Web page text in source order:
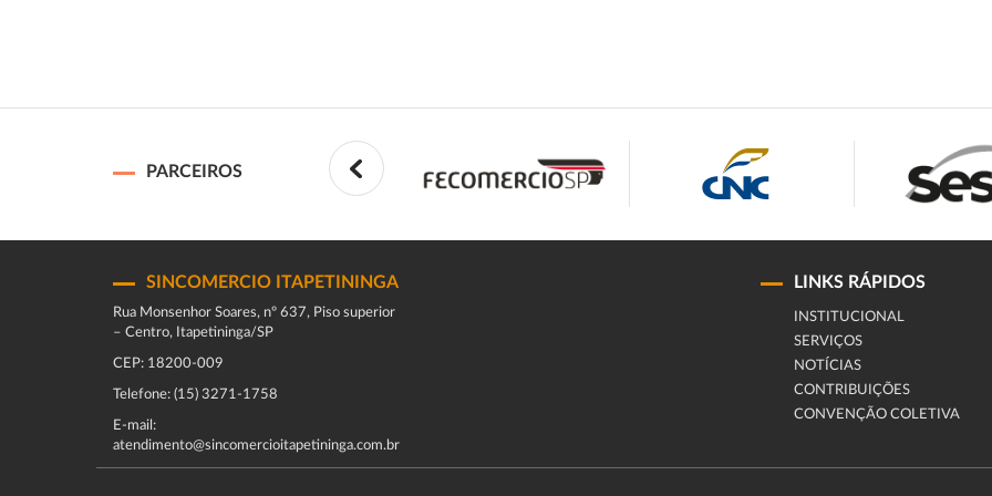
PARCEIROS
SINCOMERCIO ITAPETININGA
Rua Monsenhor Soares, nº 637, Piso superior
– Centro, Itapetininga/SP
CEP: 18200-009
Telefone: (15) 3271-1758
E-mail:
atendimento@sincomercioitapetininga.com.br
LINKS RÁPIDOS
INSTITUCIONAL
SERVIÇOS
NOTÍCIAS
CONTRIBUIÇÕES
CONVENÇÃO COLETIVA